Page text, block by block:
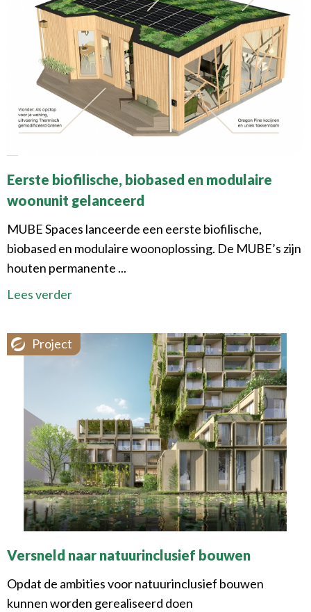
Eerste biofilische, biobased en modulaire
woonunit gelanceerd
MUBE Spaces lanceerde een eerste biofilische,
biobased en modulaire woonoplossing. De MUBE’s zijn
houten permanente ...
Lees verder
Project
Versneld naar natuurinclusief bouwen
Opdat de ambities voor natuurinclusief bouwen
kunnen worden gerealiseerd doen